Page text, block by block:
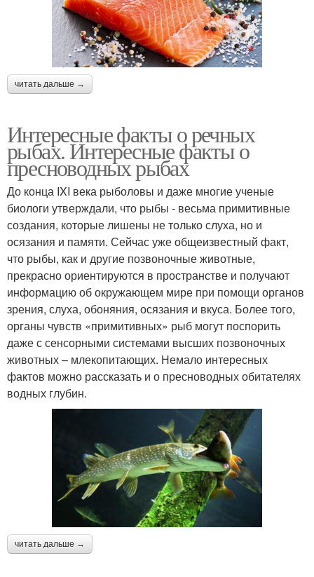
читать дальше →
Интересные факты о речных
рыбах. Интересные факты о
пресноводных рыбах
До конца IXI века рыболовы и даже многие ученые
биологи утверждали, что рыбы - весьма примитивные
создания, которые лишены не только слуха, но и
осязания и памяти. Сейчас уже общеизвестный факт,
что рыбы, как и другие позвоночные животные,
прекрасно ориентируются в пространстве и получают
информацию об окружающем мире при помощи органов
зрения, слуха, обоняния, осязания и вкуса. Более того,
органы чувств «примитивных» рыб могут поспорить
даже с сенсорными системами высших позвоночных
животных – млекопитающих. Немало интересных
фактов можно рассказать и о пресноводных обитателях
водных глубин.
читать дальше →